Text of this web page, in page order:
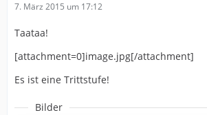
7. März 2015 um 17:12
Taataa!
[attachment=0]image.jpg[/attachment]
Es ist eine Trittstufe!
Bilder